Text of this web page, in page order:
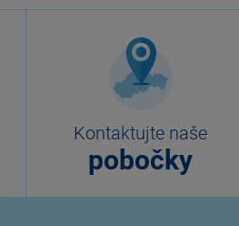
Kontaktujte naše
pobočky